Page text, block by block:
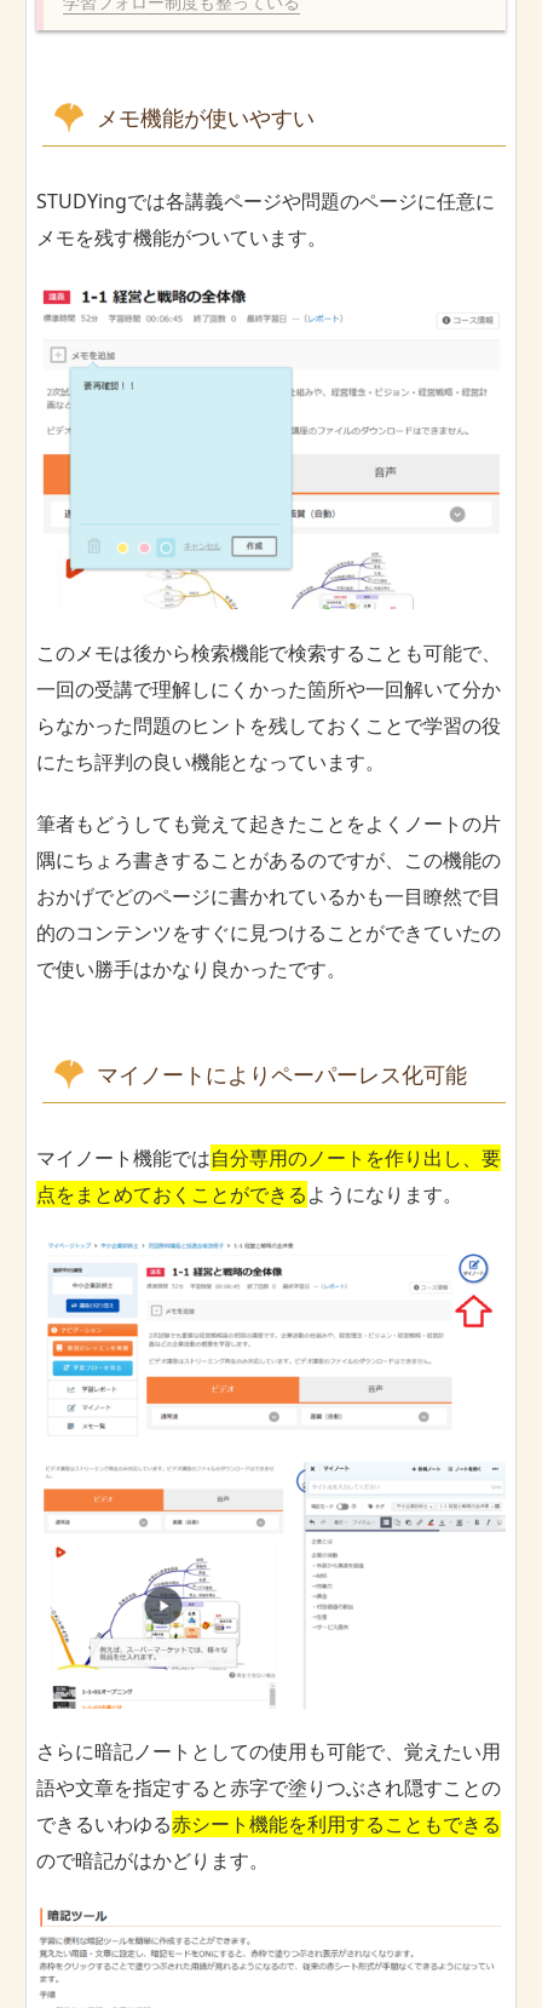
メモ機能が使いやすい
STUDYingでは各講義ページや問題のページに任意に
メモを残す機能がついています。
このメモは後から検索機能で検索することも可能で、
一回の受講で理解しにくかった箇所や一回解いて分か
らなかった問題のヒントを残しておくことで学習の役
にたち評判の良い機能となっています。
筆者もどうしても覚えて起きたことをよくノートの片
隅にちょろ書きすることがあるのですが、この機能の
おかげでどのページに書かれているかも一目瞭然で目
的のコンテンツをすぐに見つけることができていたの
で使い勝手はかなり良かったです。
マイノートによりペーパーレス化可能
マイノート機能では自分専用のノートを作り出し、要
点をまとめておくことができるようになります。
さらに暗記ノートとしての使用も可能で、覚えたい用
語や文章を指定すると赤字で塗りつぶされ隠すことの
できるいわゆる赤シート機能を利用することもできる
ので暗記がはかどります。